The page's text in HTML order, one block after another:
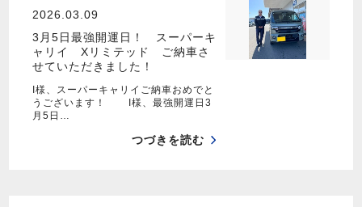
2026.03.09
3月5日最強開運日！ スーパーキ
ャリイ Xリミテッド ご納車さ
せていただきました！
I様、スーパーキャリイご納車おめでと
うございます！ I様、最強開運日3
月5日…
つづきを読む